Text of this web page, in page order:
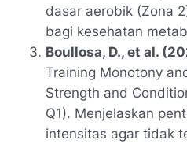
dasar aerobik (Zona
bagi kesehatan
Boullosa, D., et al.
Training Monotony
Strength and
Q1). Menjelaskan
intensitas agar tidak